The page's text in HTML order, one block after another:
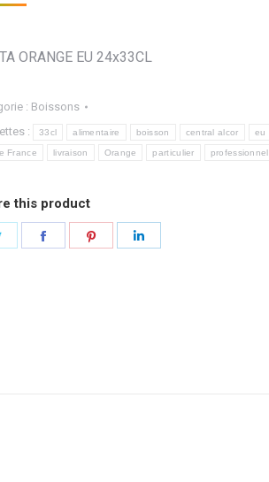
ORANGE EU 24x33CL
: Boissons
:
33cl alimentaire boisson central alcor eu
France livraison Orange particulier professionnel
this product
Partager
Partager Partager